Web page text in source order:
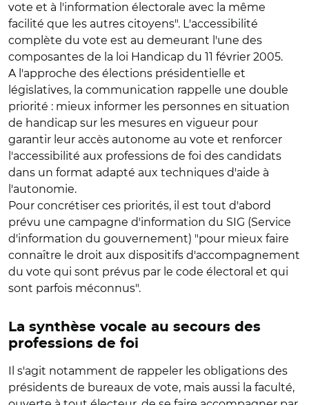
vote et à l'information électorale avec la même
facilité que les autres citoyens". L'accessibilité
complète du vote est au demeurant l'une des
composantes de la loi Handicap du 11 février 2005.
A l'approche des élections présidentielle et
législatives, la communication rappelle une double
priorité : mieux informer les personnes en situation
de handicap sur les mesures en vigueur pour
garantir leur accès autonome au vote et renforcer
l'accessibilité aux professions de foi des candidats
dans un format adapté aux techniques d'aide à
l'autonomie.
Pour concrétiser ces priorités, il est tout d'abord
prévu une campagne d'information du SIG (Service
d'information du gouvernement) "pour mieux faire
connaître le droit aux dispositifs d'accompagnement
du vote qui sont prévus par le code électoral et qui
sont parfois méconnus".
La synthèse vocale au secours des
professions de foi
Il s'agit notamment de rappeler les obligations des
présidents de bureaux de vote, mais aussi la faculté,